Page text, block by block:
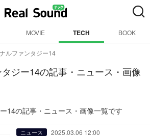
MOVIE TECH BOOK
ルファンタジー14
ジー14の記事・ニュース・画像
14の記事・ニュース・画像一覧です
ニュース 2025.03.06 12:00